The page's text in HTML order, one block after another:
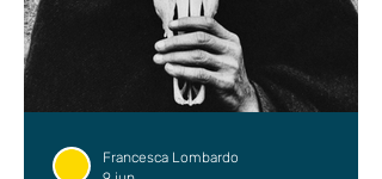
Francesca Lombardo